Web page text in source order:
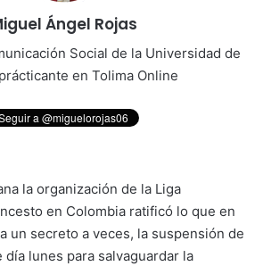
Ángel Rojas
Social de la Universidad de
en Tolima Online
la organización de la Liga
en Colombia ratificó lo que en
un secreto a veces, la suspensión de
lunes para salvaguardar la